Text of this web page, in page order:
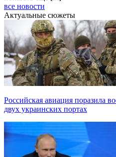
все новости
Актуальные сюжеты
Российская авиация поразила
двух украинских портах